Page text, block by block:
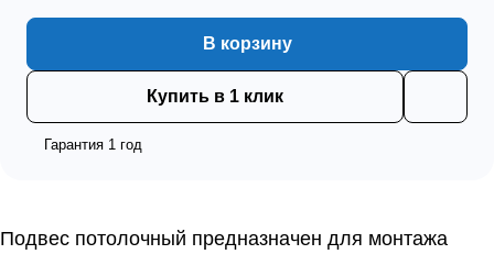
В корзину
Купить в 1 клик
Гарантия 1 год
Подвес потолочный предназначен для монтажа